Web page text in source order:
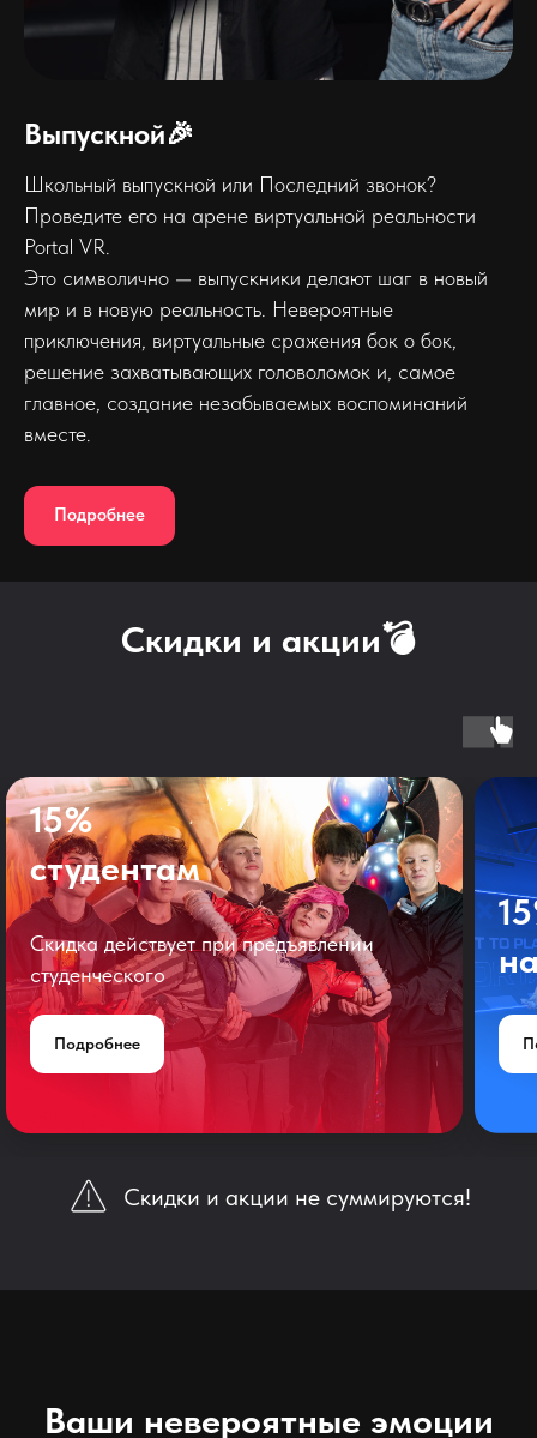
Выпускной🎉
Школьный выпускной или Последний звонок?
Проведите его на арене виртуальной реальности
Portal VR.
Это символично — выпускники делают шаг в новый
мир и в новую реальность. Невероятные
приключения, виртуальные сражения бок о бок,
решение захватывающих головоломок и, самое
главное, создание незабываемых воспоминаний
вместе.
Подробнее
Скидки и акции💣
15%
студентам
Скидка действует при предъявлении
студенческого
Подробнее
Скидки и акции не суммируются!
Ваши невероятные эмоции